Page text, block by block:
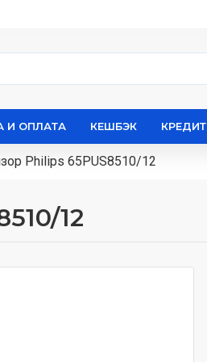
И ОПЛАТА КЕШБЭК КРЕДИТ
Philips 65PUS8510/12
12